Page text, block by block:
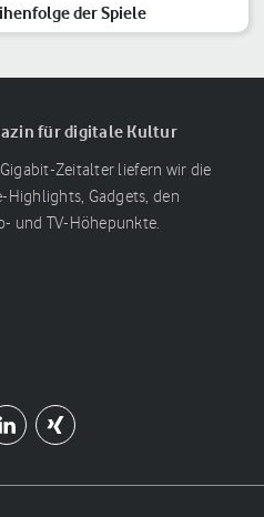
der Spiele
für digitale Kultur
Zeitalter liefern wir die
Highlights, Gadgets, den
und TV-Höhepunkte.